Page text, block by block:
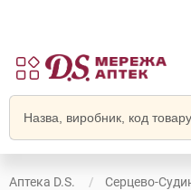
Аптека D.S.
Серцево-